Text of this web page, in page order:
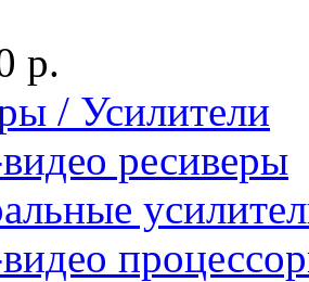
р.
/ Усилители
ресиверы